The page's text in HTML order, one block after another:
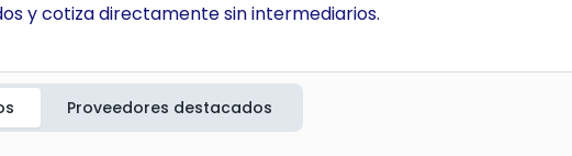
y cotiza directamente sin intermediarios.
Proveedores destacados